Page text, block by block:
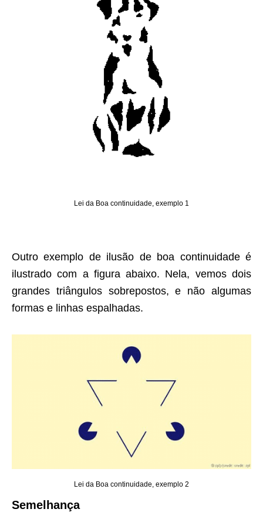
Lei da Boa continuidade, exemplo 1
Outro exemplo de ilusão de boa continuidade é
ilustrado com a figura abaixo. Nela, vemos dois
grandes triângulos sobrepostos, e não algumas
formas e linhas espalhadas.
Lei da Boa continuidade, exemplo 2
Semelhança